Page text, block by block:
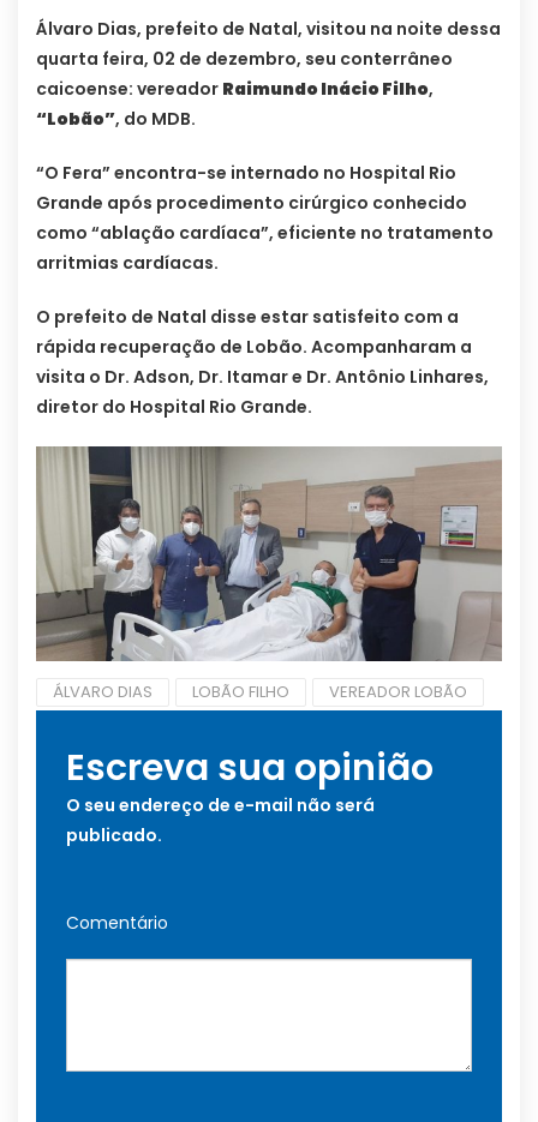
Álvaro Dias, prefeito de Natal, visitou na noite dessa
quarta feira, 02 de dezembro, seu conterrâneo
caicoense: vereador Raimundo Inácio Filho,
“Lobão”, do MDB.
“O Fera” encontra-se internado no Hospital Rio
Grande após procedimento cirúrgico conhecido
como “ablação cardíaca”, eficiente no tratamento
arritmias cardíacas.
O prefeito de Natal disse estar satisfeito com a
rápida recuperação de Lobão. Acompanharam a
visita o Dr. Adson, Dr. Itamar e Dr. Antônio Linhares,
diretor do Hospital Rio Grande.
ÁLVARO DIAS LOBÃO FILHO VEREADOR LOBÃO
Escreva sua opinião
O seu endereço de e-mail não será
publicado.
Comentário